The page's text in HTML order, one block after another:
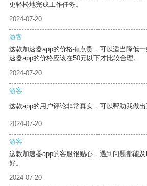
更轻松地完成工作任务。
2024-07-20
游客
这款加速器app的价格有点贵，可以适当降低
速器app的价格应该在50元以下才比较合理。
2024-07-20
游客
这款app的用户评论非常真实，可以帮助我做出
2024-07-20
游客
这款加速器app的客服很贴心，遇到问题都能
好。
2024-07-20